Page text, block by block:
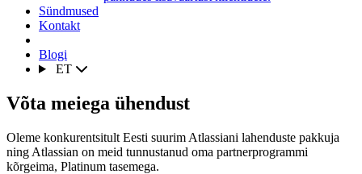
Sündmused
Kontakt
Blogi
ET
Võta meiega ühendust
Oleme konkurentsitult Eesti suurim Atlassiani lahenduste pakkuja
ning Atlassian on meid tunnustanud oma partnerprogrammi
kõrgeima, Platinum tasemega.